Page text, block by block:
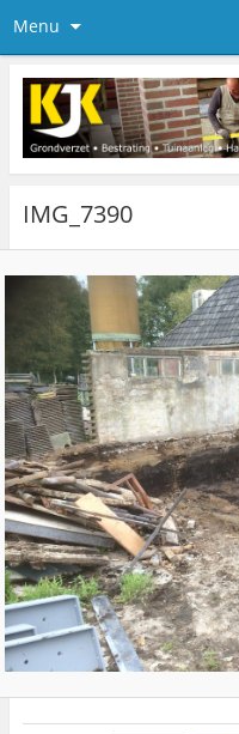
Menu
IMG_7390